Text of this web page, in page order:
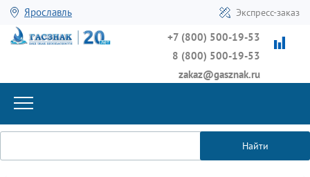
Ярославль Экспресс-заказ
+7 (800) 500-19-53
8 (800) 500-19-53
zakaz@gasznak.ru
Найти